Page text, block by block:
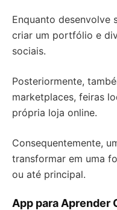
Enquanto desenvolve
criar um portfólio e
sociais.
Posteriormente,
marketplaces, feiras
própria loja online.
Consequentemente,
transformar em uma
ou até principal.
App para Aprender